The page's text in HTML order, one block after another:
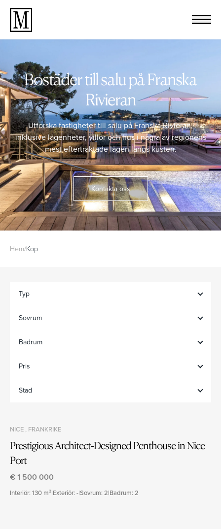
Bostäder till salu på Franska
Rivieran
Utforska fastigheter till salu på Franska Rivieran,
inklusive lägenheter, villor och hus i några av regionens
mest eftertraktade lägen längs kusten.
Kontakta oss
Hem/Köp
Typ
Sovrum
Badrum
Pris
Stad
NICE , FRANKRIKE
Prestigious Architect-Designed Penthouse in Nice
Port
€ 1 500 000
Interiör: 130 m²|Exteriör: -|Sovrum: 2|Badrum: 2